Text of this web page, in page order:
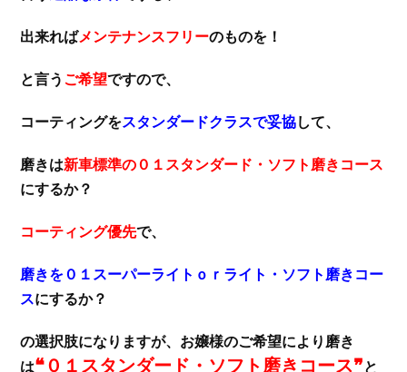
出来ればメンテナンスフリーのものを！
と言う ご希望ですので、
コーティングをスタンダードクラスで妥協して、
磨きは新車標準の０１スタンダード・ソフト磨きコース
にするか？
コーティング優先で、
磨きを０１スーパーライトｏｒライト・ソフト磨きコー
スにするか？
の選択肢になりますが、お嬢様のご希望により磨き
は❝０１スタンダード・ソフト磨きコース❞と